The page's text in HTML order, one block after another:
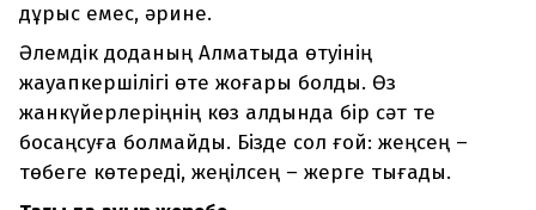
дұрыс емес, әрине.
Әлемдік доданың Алматыда өтуінің
жауапкершілігі өте жоғары болды. Өз
жанкүйерлеріңнің көз алдында бір сәт те
босаңсуға болмайды. Бізде сол ғой: жеңсең –
төбеге көтереді, жеңілсең – жерге тығады.